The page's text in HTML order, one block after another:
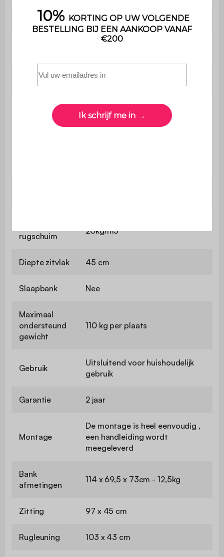
Materiaal van
de structuur
Hout en multiplex
Dichtheid van
de stof
Gerecycled schuim (dichtheid:
50kg/m3) +
rugschuim
20kg/m3
Diepte zitvlak 45 cm
Slaapbank Nee
Maximaal
ondersteund
gewicht
110 kg per plaats
Gebruik
Uitsluitend voor huishoudelijk
gebruik
Garantie 2 jaar
Montage
De montage is heel eenvoudig ,
een handleiding wordt
meegeleverd
Bank
afmetingen
114 x 69,5 x 73cm - 12,5kg
Zitting 97 x 45 cm
Rugleuning 103 x 43 cm